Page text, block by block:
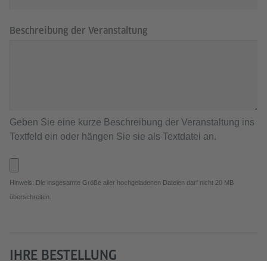
Beschreibung der Veranstaltung
Geben Sie eine kurze Beschreibung der Veranstaltung ins
Textfeld ein oder hängen Sie sie als Textdatei an.
Hinweis: Die insgesamte Größe aller hochgeladenen Dateien darf nicht 20 MB
überschreiten.
IHRE BESTELLUNG